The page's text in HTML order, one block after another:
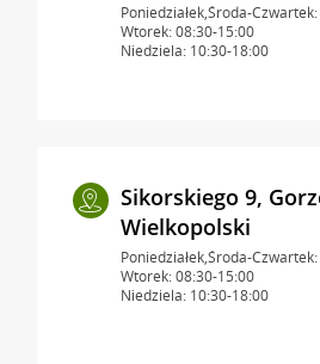
Poniedziałek,Środa-
Wtorek: 08:30-15:00
Niedziela: 10:30-18:00
Sikorskiego 9,
Wielkopolski
Poniedziałek,Środa-
Wtorek: 08:30-15:00
Niedziela: 10:30-18:00